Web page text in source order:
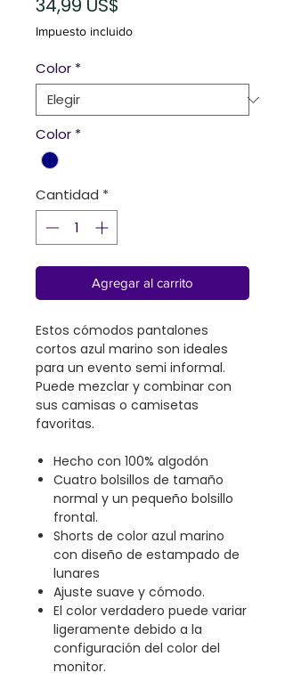
34,99 US$
Impuesto incluido
Color *
Color *
Cantidad *
Agregar al carrito
Estos cómodos pantalones
cortos azul marino son ideales
para un evento semi informal.
Puede mezclar y combinar con
sus camisas o camisetas
favoritas.
Hecho con 100% algodón
Cuatro bolsillos de tamaño
normal y un pequeño bolsillo
frontal.
Shorts de color azul marino
con diseño de estampado de
lunares
Ajuste suave y cómodo.
El color verdadero puede variar
ligeramente debido a la
configuración del color del
monitor.